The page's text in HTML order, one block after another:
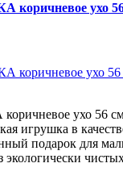
коричневое ухо
ухо 56
игрушка в
подарок для
экологически